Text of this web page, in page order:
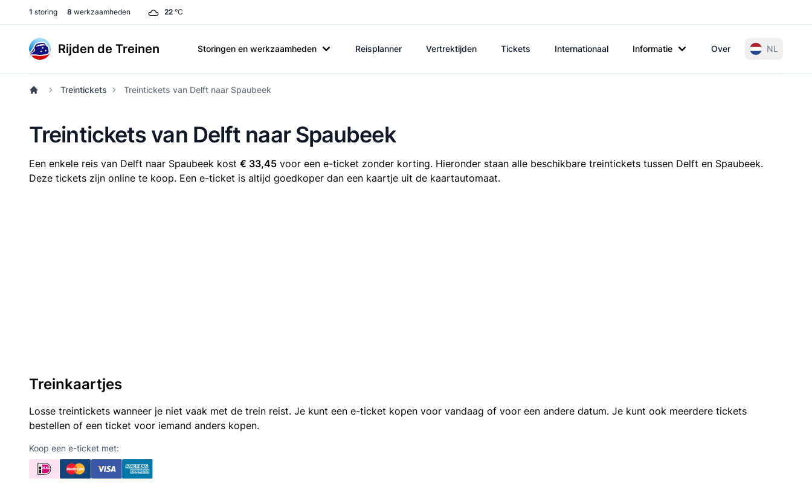
1 storing 8 werkzaamheden 22 °C
Rijden de Treinen Storingen en werkzaamheden Reisplanner Vertrektijden Tickets Internationaal Informatie Over NL
Treintickets Treintickets van Delft naar Spaubeek
Treintickets van Delft naar Spaubeek
Een enkele reis van Delft naar Spaubeek kost € 33,45 voor een e-ticket zonder korting. Hieronder staan alle beschikbare treintickets tussen Delft en Spaubeek.
Deze tickets zijn online te koop. Een e-ticket is altijd goedkoper dan een kaartje uit de kaartautomaat.
Treinkaartjes
Losse treintickets wanneer je niet vaak met de trein reist. Je kunt een e-ticket kopen voor vandaag of voor een andere datum. Je kunt ook meerdere tickets
bestellen of een ticket voor iemand anders kopen.
Koop een e-ticket met: